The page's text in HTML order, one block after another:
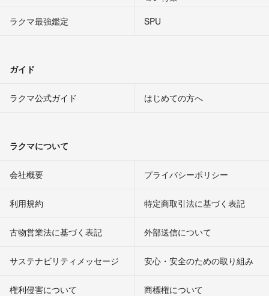
ラクマ最強鑑定
SPU
ガイド
ラクマ公式ガイド はじめての方へ
ラクマについて
会社概要 プライバシーポリシー
利用規約 特定商取引法に基づく表記
古物営業法に基づく表記 外部送信について
サステナビリティメッセージ 安心・安全のための取り組み
権利侵害について
商標権について